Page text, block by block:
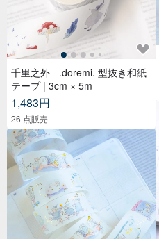
千里之外 - .doremi. 型抜き和紙
テープ | 3cm × 5m
1,483円
26 点販売